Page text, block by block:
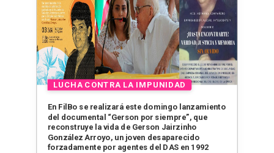
En FilBo se realizará este domingo lanzamiento
del documental “Gerson por siempre”, que
reconstruye la vida de Gerson Jairzinho
González Arroyo, un joven desaparecido
forzadamente por agentes del DAS en 1992